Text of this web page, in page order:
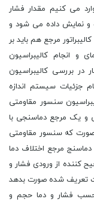
می کنیم مقدار فشار
نمایش داده می شود و
مرجع هم باید بر
و انجام کالیبراسیون
در بررسی کالیبراسیون
جزئیات سیستم اندازه
سنسور مقاومتی
و یک مرجع دماسنجی با
که سنسور مقاومتی
مرجع اختلاف دما
کننده از ورودی فشار و
تعریف شده صورت بدهد
حسب فشار و دما حجم و